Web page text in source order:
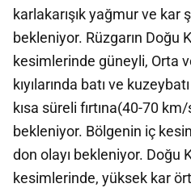
karlakarışık yağmur ve kar
bekleniyor. Rüzgarın Doğu
kesimlerinde güneyli, Orta
kıyılarında batı ve
kısa süreli fırtına(40-70
bekleniyor. Bölgenin iç
don olayı bekleniyor. Doğu
kesimlerinde, yüksek kar